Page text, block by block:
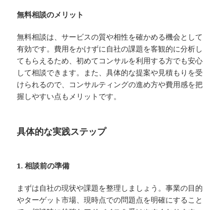
無料相談のメリット
無料相談は、サービスの質や相性を確かめる機会として
有効です。費用をかけずに自社の課題を客観的に分析し
てもらえるため、初めてコンサルを利用する方でも安心
して相談できます。また、具体的な提案や見積もりを受
けられるので、コンサルティングの進め方や費用感を把
握しやすい点もメリットです。
具体的な実践ステップ
1. 相談前の準備
まずは自社の現状や課題を整理しましょう。事業の目的
やターゲット市場、現時点での問題点を明確にすること